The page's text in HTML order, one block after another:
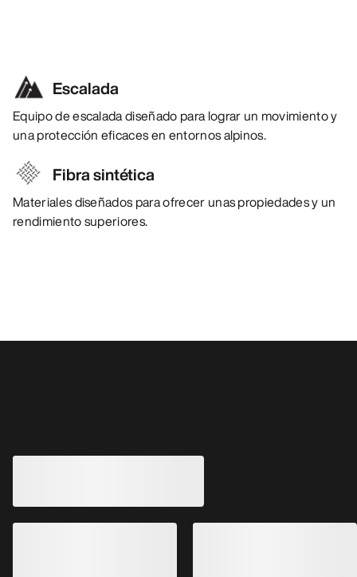
Escalada
Equipo de escalada diseñado para lograr un movimiento y
una protección eficaces en entornos alpinos.
Fibra sintética
Materiales diseñados para ofrecer unas propiedades y un
rendimiento superiores.
Zapatilla GORE-TEX de aproximación,
ágil y ligera
para